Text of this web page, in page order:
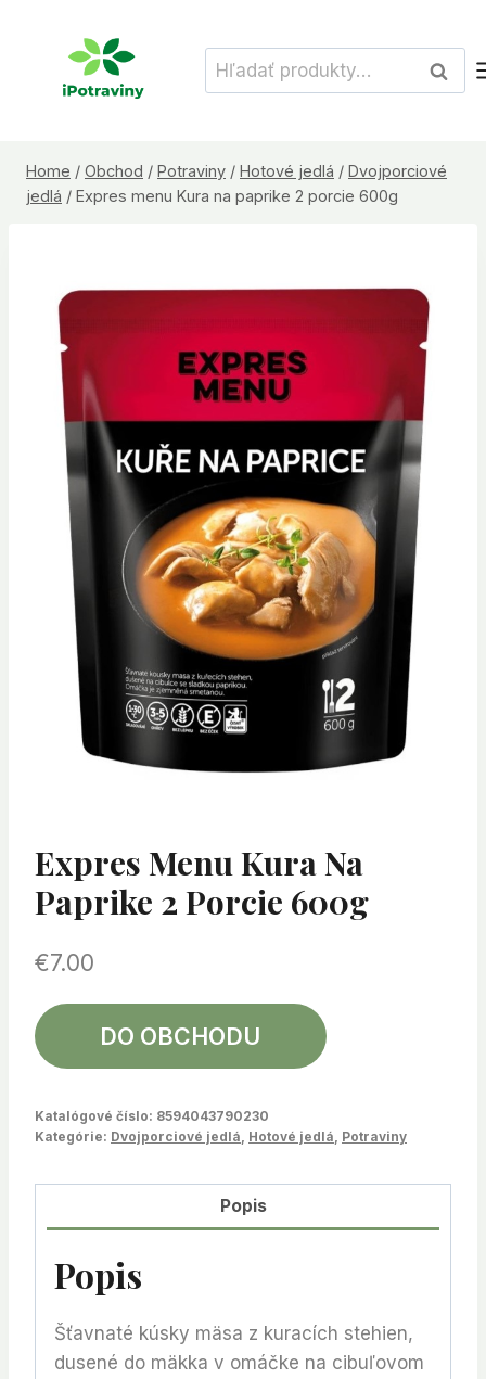
Hľadať:
Home / Obchod / Potraviny / Hotové jedlá / Dvojporciové
jedlá / Expres menu Kura na paprike 2 porcie 600g
Expres Menu Kura Na
Paprike 2 Porcie 600g
€7.00
DO OBCHODU
Katalógové číslo: 8594043790230
Kategórie: Dvojporciové jedlá, Hotové jedlá, Potraviny
Popis
Popis
Šťavnaté kúsky mäsa z kuracích stehien,
dusené do mäkka v omáčke na cibuľovom